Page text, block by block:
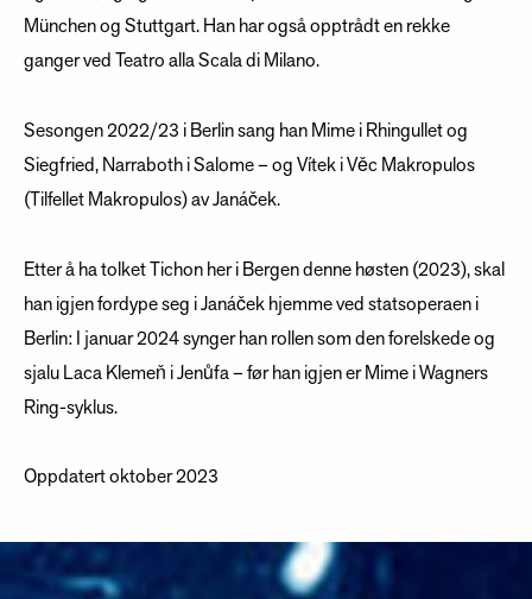
München og Stuttgart. Han har også opptrådt en rekke
ganger ved Teatro alla Scala di Milano.
Sesongen 2022/23 i Berlin sang han Mime i Rhingullet og
Siegfried, Narraboth i Salome – og Vítek i Věc Makropulos
(Tilfellet Makropulos) av Janáček.
Etter å ha tolket Tichon her i Bergen denne høsten (2023), skal
han igjen fordype seg i Janáček hjemme ved statsoperaen i
Berlin: I januar 2024 synger han rollen som den forelskede og
sjalu Laca Klemeň i Jenůfa – før han igjen er Mime i Wagners
Ring-syklus.
Oppdatert oktober 2023